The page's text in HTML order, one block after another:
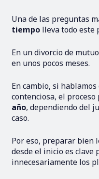
Una de las preguntas
tiempo lleva todo este
En un divorcio de
en unos pocos meses.
En cambio, si hablamos
contenciosa, el
año, dependiendo del
caso.
Por eso, preparar bien
desde el inicio es clave
innecesariamente los